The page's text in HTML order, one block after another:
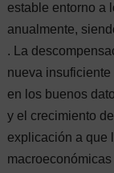
estable entorno a
anualmente,
. La
nueva
en los buenos
y el crecimiento
explicación a que